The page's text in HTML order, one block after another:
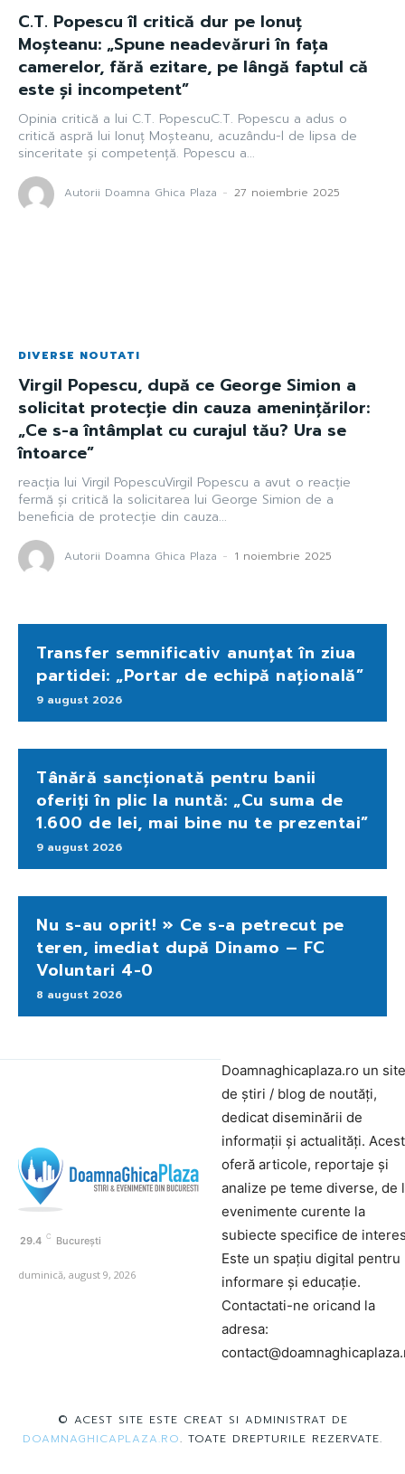
C.T. Popescu îl critică dur pe Ionuț
Moșteanu: „Spune neadevăruri în fața
camerelor, fără ezitare, pe lângă faptul că
este și incompetent”
Opinia critică a lui C.T. PopescuC.T. Popescu a adus o
critică aspră lui Ionuț Moșteanu, acuzându-l de lipsa de
sinceritate și competență. Popescu a...
Autorii Doamna Ghica Plaza - 27 noiembrie 2025
DIVERSE NOUTATI
Virgil Popescu, după ce George Simion a
solicitat protecție din cauza amenințărilor:
„Ce s-a întâmplat cu curajul tău? Ura se
întoarce”
reacția lui Virgil PopescuVirgil Popescu a avut o reacție
fermă și critică la solicitarea lui George Simion de a
beneficia de protecție din cauza...
Autorii Doamna Ghica Plaza - 1 noiembrie 2025
Transfer semnificativ anunțat în ziua
partidei: „Portar de echipă națională”
9 august 2026
Tânără sancționată pentru banii
oferiți în plic la nuntă: „Cu suma de
1.600 de lei, mai bine nu te prezentai”
9 august 2026
Nu s-au oprit! » Ce s-a petrecut pe
teren, imediat după Dinamo – FC
Voluntari 4-0
8 august 2026
29.4 C București
duminică, august 9, 2026
Doamnaghicaplaza.ro un site
de știri / blog de noutăți,
dedicat diseminării de
informații și actualități.
oferă articole, reportaje și
analize pe teme diverse, de
evenimente curente la
subiecte specifice de
Este un spațiu digital pentru
informare și educație.
Contactati-ne oricand la
adresa:
© ACEST SITE ESTE CREAT SI ADMINISTRAT DE
DOAMNAGHICAPLAZA.RO. TOATE DREPTURILE REZERVATE.